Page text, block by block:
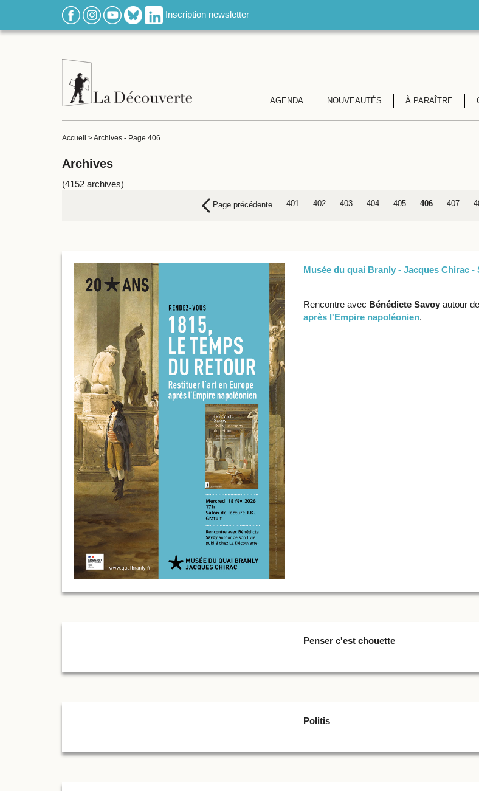
Inscription newsletter
AGENDA NOUVEAUTÉS À PARAÎTRE
Accueil >Archives - Page 406
Archives
(4152 archives)
Page précédente 401 402 403 404 405 406 407
Musée du quai Branly - Jacques Chirac
Rencontre avec Bénédicte Savoyautour
après l'Empire napoléonien.
Penser c'est chouette
Politis